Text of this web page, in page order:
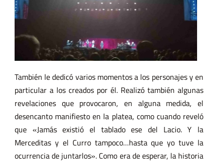
También le dedicó varios momentos a los personajes y en
particular a los creados por él. Realizó también algunas
revelaciones que provocaron, en alguna medida, el
desencanto manifiesto en la platea, como cuando reveló
que «Jamás existió el tablado ese del Lacio. Y la
Merceditas y el Curro tampoco…hasta que yo tuve la
ocurrencia de juntarlos». Como era de esperar, la historia